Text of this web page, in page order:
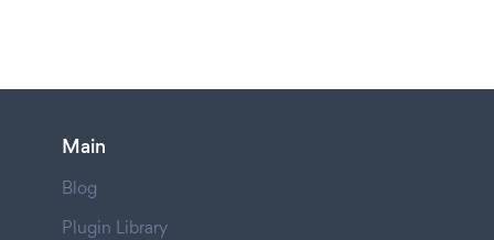
Main
Blog
Plugin Library